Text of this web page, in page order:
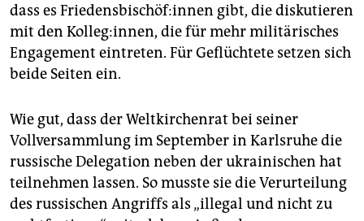
dass es Frie­dens­bi­schö­f:in­nen gibt, die diskutieren
mit den Kolleg:innen, die für mehr ­militärisches
Engagement eintreten. Für Geflüchtete setzen sich
beide Seiten ein.
Wie gut, dass der Weltkirchenrat bei seiner
Vollversammlung im September in Karlsruhe die
russische Delegation neben der ukrainischen hat
teilnehmen lassen. So musste sie die Verurteilung
des russischen Angriffs als „illegal und nicht zu